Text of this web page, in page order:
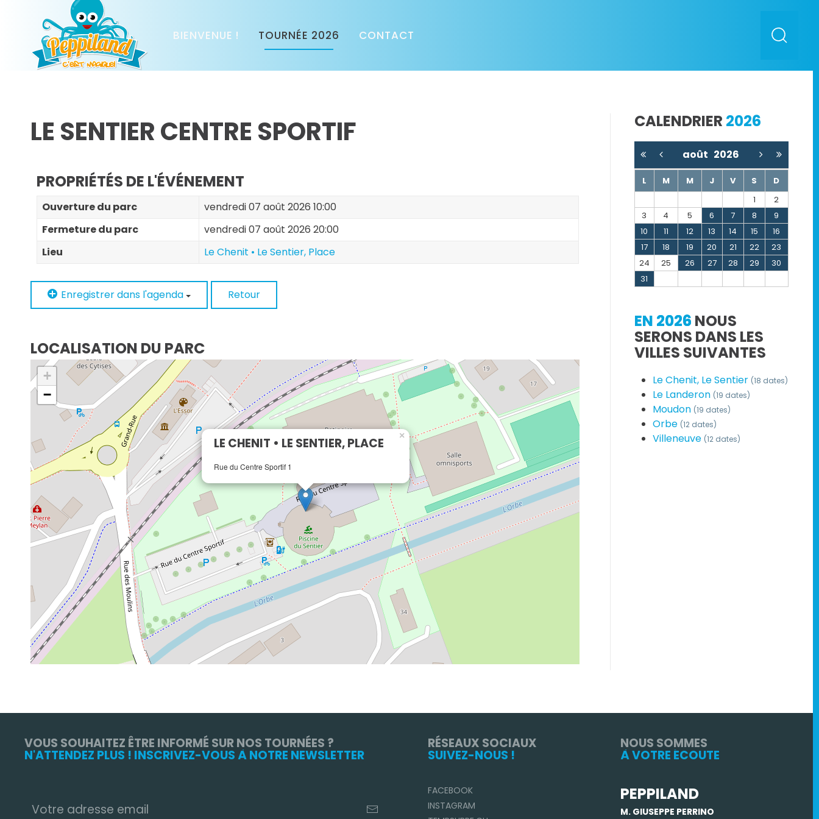
BIENVENUE ! TOURNÉE 2026 CONTACT
LE SENTIER CENTRE SPORTIF
PROPRIÉTÉS DE L'ÉVÉNEMENT
Ouverture du parc
vendredi 07 août 2026 10:00
Fermeture du parc
vendredi 07 août 2026 20:00
Lieu
Le Chenit • Le Sentier, Place
Enregistrer dans l'agenda Retour
LOCALISATION DU PARC
LE CHENIT • LE SENTIER, PLACE
Rue du Centre Sportif 1
×
+
−
CALENDRIER 2026
août 2026
L M M J V S
D
1
2
3
4 5 6 7 8
9
10
11 12 13 14 15
16
17
18 19 20 21 22
23
24
25 26 27 28 29
30
31
EN 2026 NOUS
SERONS DANS LES
VILLES SUIVANTES
Le Chenit, Le Sentier (18 dates)
Le Landeron (19 dates)
Moudon (19 dates)
Orbe (12 dates)
Villeneuve (12 dates)
VOUS SOUHAITEZ ÊTRE INFORMÉ SUR NOS TOURNÉES ?
N'ATTENDEZ PLUS ! INSCRIVEZ-VOUS À NOTRE NEWSLETTER
RÉSEAUX SOCIAUX
SUIVEZ-NOUS !
FACEBOOK
INSTAGRAM
NOUS SOMMES
À VOTRE ÉCOUTE
PEPPILAND
M. GIUSEPPE PERRINO